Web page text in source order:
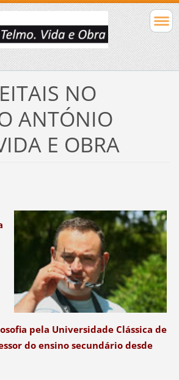
NO
ANTÓNIO
E OBRA
pela Universidade Clássica de
do ensino secundário desde